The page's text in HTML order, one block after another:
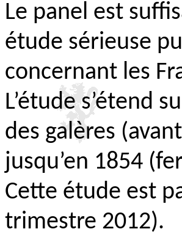
Le panel est
étude sérieuse
concernant les
L’étude s’étend
des galères
jusqu’en 1854
Cette étude est
trimestre 2012).